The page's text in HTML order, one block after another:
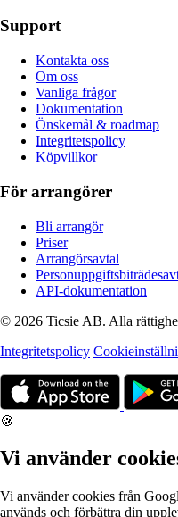
Support
Kontakta oss
Om oss
Vanliga frågor
Dokumentation
Önskemål & roadmap
Integritetspolicy
Köpvillkor
För arrangörer
Bli arrangör
Priser
Arrangörsavtal
API-dokumentation
© 2026 Ticsie AB. Alla
Integritetspolicy
🍪
Vi använder
Vi använder cookies från
används och förbättra din